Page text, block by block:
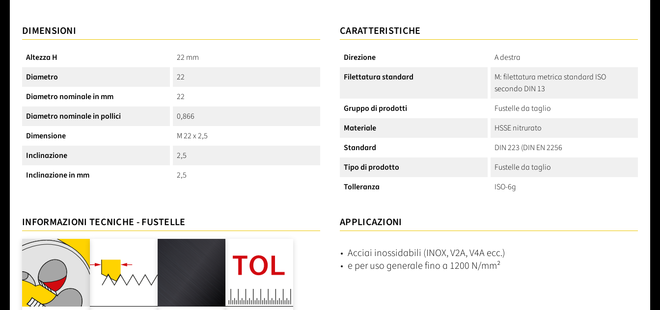
DIMENSIONI
Altezza H
22 mm
Diametro
22
Diametro nominale in mm
22
Diametro nominale in pollici
0,866
Dimensione
M 22 x 2,5
Inclinazione
2,5
Inclinazione in mm
2,5
CARATTERISTICHE
Direzione
A destra
Filettatura standard
M: filettatura metrica standard ISO
secondo DIN 13
Gruppo di prodotti
Fustelle da taglio
Materiale
HSSE nitrurato
Standard
DIN 223 (DIN EN 2256
Tipo di prodotto
Fustelle da taglio
Tolleranza
ISO-6g
INFORMAZIONI TECNICHE - FUSTELLE APPLICAZIONI
Acciai inossidabili (INOX, V2A, V4A ecc.)
e per uso generale fino a 1200 N/mm²